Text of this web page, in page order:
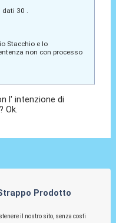
30 .
Stacchio e lo
non con processo
l' intenzione di
Ok.
Prodotto
il nostro sito, senza costi